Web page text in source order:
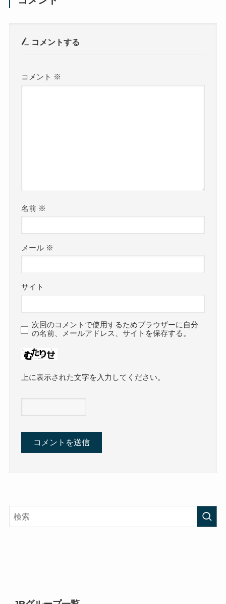
コメントする
コメント ※
名前 ※
メール ※
サイト
次回のコメントで使用するためブラウザーに自分
の名前、メールアドレス、サイトを保存する。
上に表示された文字を入力してください。